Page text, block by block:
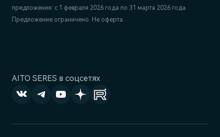
AITO SERES в соцсетях
предложения: с 1 февраля 2026 года по 31 марта 2026 года.
Предложение ограничено. Не оферта.